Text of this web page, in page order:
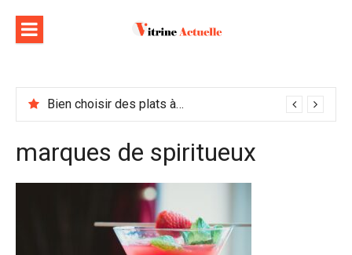
contenu
Bien choisir des plats à emporter : astuces et idées pour varier les plaisirs
marques de spiritueux